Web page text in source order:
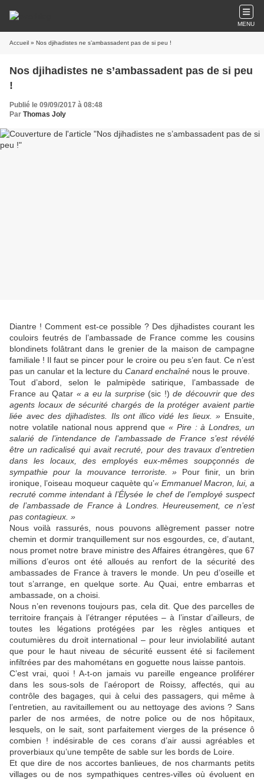
MENU
Accueil » Nos djihadistes ne s’ambassadent pas de si peu !
Nos djihadistes ne s’ambassadent pas de si peu
!
Publié le 09/09/2017 à 08:48
Par Thomas Joly
Diantre ! Comment est-ce possible ? Des djihadistes courant les
couloirs feutrés de l’ambassade de France comme les cousins
blondinets folâtrant dans le grenier de la maison de campagne
familiale ! Il faut se pincer pour le croire ou peu s’en faut. Ce n’est
pas un canular et la lecture du Canard enchaîné nous le prouve.
Tout d’abord, selon le palmipède satirique, l’ambassade de
France au Qatar « a eu la surprise(sic !)de découvrir que des
agents locaux de sécurité chargés de la protéger avaient partie
liée avec des djihadistes. Ils ont illico vidé les lieux. » Ensuite,
notre volatile national nous apprend que « Pire : à Londres, un
salarié de l’intendance de l’ambassade de France s’est révélé
être un radicalisé qui avait recruté, pour des travaux d’entretien
dans les locaux, des employés eux-mêmes soupçonnés de
sympathie pour la mouvance terroriste. » Pour finir, un brin
ironique, l’oiseau moqueur caquète qu’« Emmanuel Macron, lui, a
recruté comme intendant à l’Élysée le chef de l’employé suspect
de l’ambassade de France à Londres. Heureusement, ce n’est
pas contagieux. »
Nous voilà rassurés, nous pouvons allègrement passer notre
chemin et dormir tranquillement sur nos esgourdes, ce, d’autant,
nous promet notre brave ministre des Affaires étrangères, que 67
millions d’euros ont été alloués au renfort de la sécurité des
ambassades de France à travers le monde. Un peu d’oseille et
tout s’arrange, en quelque sorte. Au Quai, entre embarras et
ambassade, on a choisi.
Nous n’en revenons toujours pas, cela dit. Que des parcelles de
territoire français à l’étranger réputées – à l’instar d’ailleurs, de
toutes les légations protégées par les règles antiques et
coutumières du droit international – pour leur inviolabilité autant
que pour le haut niveau de sécurité eussent été si facilement
infiltrées par des mahométans en goguette nous laisse pantois.
C’est vrai, quoi ! A-t-on jamais vu pareille engeance proliférer
dans les sous-sols de l’aéroport de Roissy, affectés, qui au
contrôle des bagages, qui à celui des passagers, qui même à
l’entretien, au ravitaillement ou au nettoyage des avions ? Sans
parler de nos armées, de notre police ou de nos hôpitaux,
lesquels, on le sait, sont parfaitement vierges de la présence ô
combien ! indésirable de ces corans d’air aussi agréables et
proverbiaux qu’une tempête de sable sur les bords de Loire.
Et que dire de nos accortes banlieues, de nos charmants petits
villages ou de nos sympathiques centres-villes où évoluent en